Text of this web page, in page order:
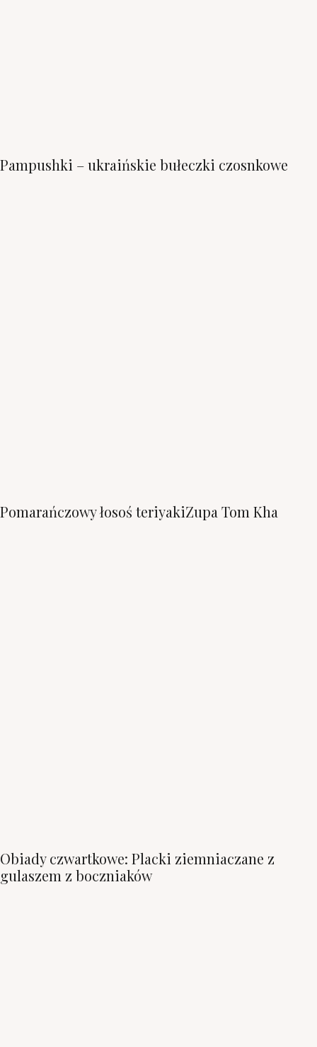
Pampushki – ukraińskie bułeczki czosnkowe
Pomarańczowy łosoś teriyakiZupa Tom Kha
Obiady czwartkowe: Placki ziemniaczane z
gulaszem z boczniaków